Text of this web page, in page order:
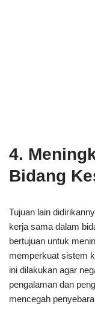
4.
Bidang
Tujuan lain
kerja sama dalam
bertujuan untuk
memperkuat sistem
ini dilakukan agar
pengalaman dan
mencegah